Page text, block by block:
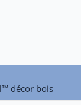
décor bois